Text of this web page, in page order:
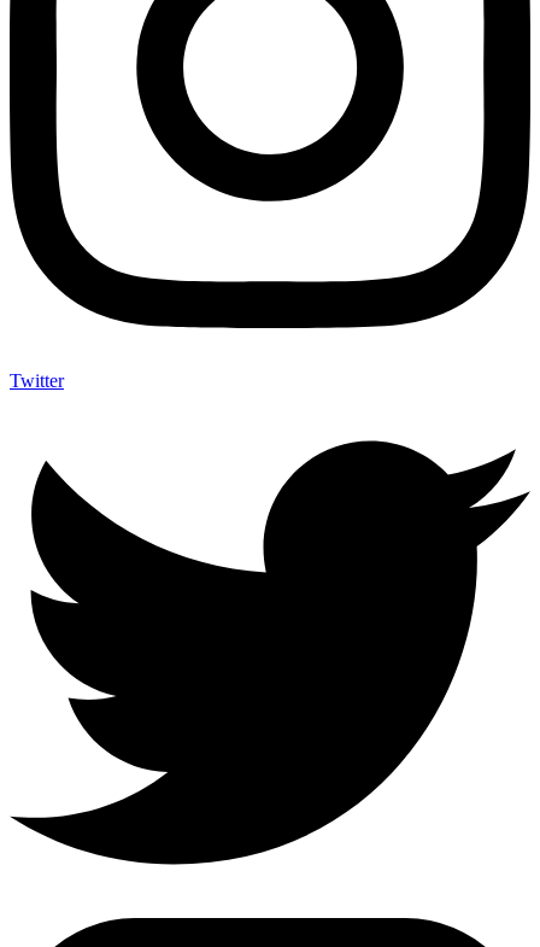
Twitter